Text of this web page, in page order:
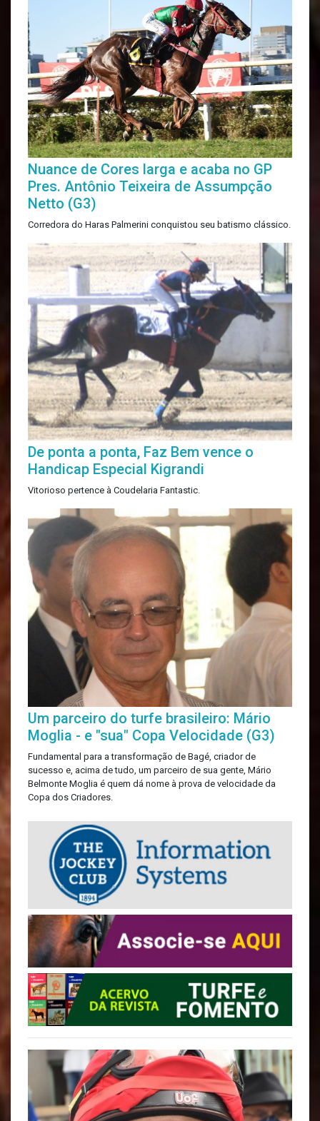
Nuance de Cores larga e acaba no GP
Pres. Antônio Teixeira de Assumpção
Netto (G3)
Corredora do Haras Palmerini conquistou seu batismo clássico.
De ponta a ponta, Faz Bem vence o
Handicap Especial Kigrandi
Vitorioso pertence à Coudelaria Fantastic.
Um parceiro do turfe brasileiro: Mário
Moglia - e "sua" Copa Velocidade (G3)
Fundamental para a transformação de Bagé, criador de
sucesso e, acima de tudo, um parceiro de sua gente, Mário
Belmonte Moglia é quem dá nome à prova de velocidade da
Copa dos Criadores.